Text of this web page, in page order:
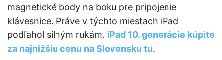
magnetické body na boku pre pripojenie
klávesnice. Práve v týchto miestach iPad
podľahol silným rukám. iPad 10. generácie kúpite
za najnižšiu cenu na Slovensku tu.